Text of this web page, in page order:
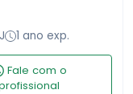
1 ano exp.
Fale com o